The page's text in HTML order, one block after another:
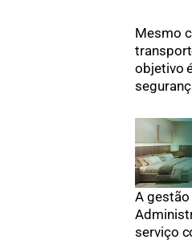
Mesmo
objetivo
A
serviço